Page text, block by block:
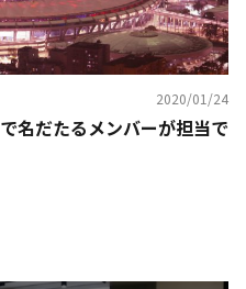
2020/01/24
名だたるメンバーが担当で